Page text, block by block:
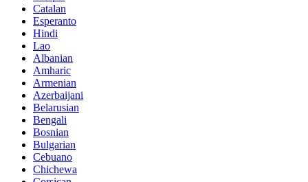
Catalan
Esperanto
Hindi
Lao
Albanian
Amharic
Armenian
Azerbaijani
Belarusian
Bengali
Bosnian
Bulgarian
Cebuano
Chichewa